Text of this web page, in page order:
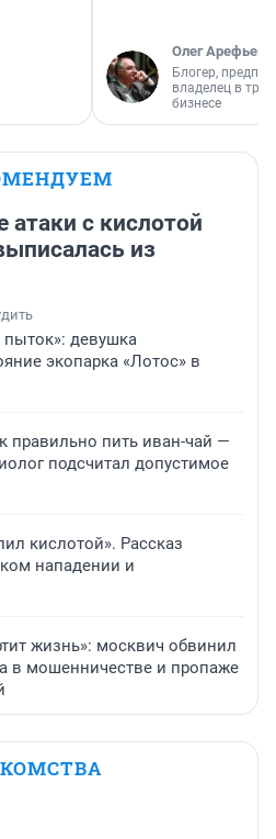
Олег Арефьев
Блогер,
владелец в
бизнесе
с кислотой
из
девушка
экопарка «Лотос» в
правильно пить иван-чай —
подсчитал допустимое
кислотой». Рассказ
нападении и
жизнь»: москвич обвинил
в мошенничестве и пропаже